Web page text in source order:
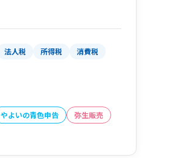
法人税 所得税
消費税
やよいの青色申告
弥生販売